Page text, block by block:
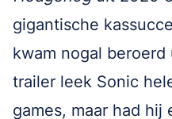
gigantische
kwam nogal
trailer leek Sonic
games, maar had